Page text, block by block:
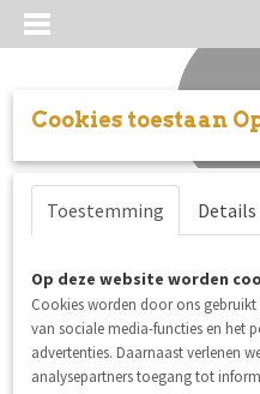
Inloggen Registreren
Cookies toestaan
Toestemming Details
Op deze website worden
Cookies worden door ons
van sociale media-functies en het
advertenties. Daarnaast verlenen
analysepartners toegang tot